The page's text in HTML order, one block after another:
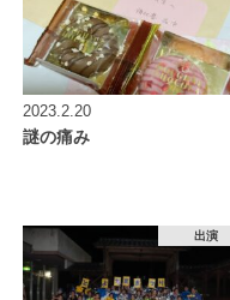
2023.2.20
謎の痛み
出演